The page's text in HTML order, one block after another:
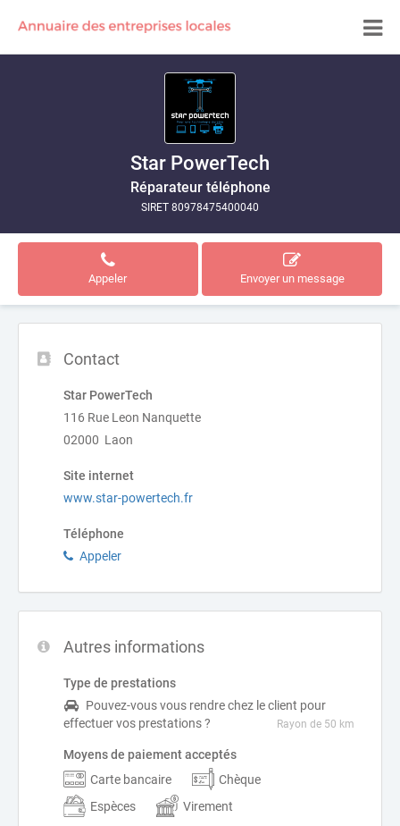
Star PowerTech
Réparateur téléphone
SIRET 80978475400040
Appeler Envoyer un message
Contact
Star PowerTech
116 Rue Leon Nanquette
02000 Laon
Site internet
www.star-powertech.fr
Téléphone
Appeler
Autres informations
Type de prestations
Pouvez-vous vous rendre chez le client pour
effectuer vos prestations ?
Rayon de 50 km
Moyens de paiement acceptés
Carte bancaire
Chèque
Espèces
Virement